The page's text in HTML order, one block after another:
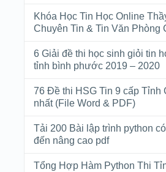
Khóa Học Tin Học Online
Chuyên Tin & Tin Văn Phòng
6 Giải đề thi học sinh giỏi tin
tỉnh bình phước 2019 – 2020
76 Đề thi HSG Tin 9 cấp Tỉnh
nhất (File Word & PDF)
Tải 200 Bài lập trình python
đến nâng cao pdf
Tổng Hợp Hàm Python Thi